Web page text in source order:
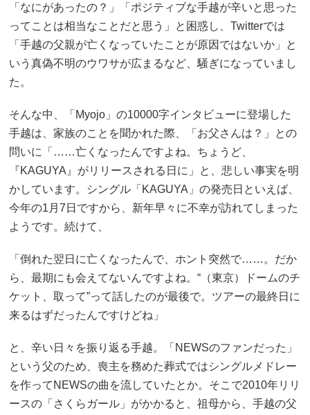
「なにがあったの？」「ポジティブな手越が辛いと思った
ってことは相当なことだと思う」と困惑し、Twitterでは
「手越の父親が亡くなっていたことが原因ではないか」と
いう真偽不明のウワサが広まるなど、騒ぎになっていまし
た。
そんな中、「Myojo」の10000字インタビューに登場した
手越は、家族のことを聞かれた際、「お父さんは？」との
問いに「……亡くなったんですよね。ちょうど、
『KAGUYA』がリリースされる日に」と、悲しい事実を明
かしています。シングル「KAGUYA」の発売日といえば、
今年の1月7日ですから、新年早々に不幸が訪れてしまった
ようです。続けて、
「倒れた翌日に亡くなったんで、ホント突然で……。だか
ら、最期にも会えてないんですよね。“（東京）ドームのチ
ケット、取って”って話したのが最後で。ツアーの最終日に
来るはずだったんですけどね」
と、辛い日々を振り返る手越。「NEWSのファンだった」
という父のため、喪主を務めた葬式ではシングルメドレー
を作ってNEWSの曲を流していたとか。そこで2010年リリ
ースの「さくらガール」がかかると、祖母から、手越の父